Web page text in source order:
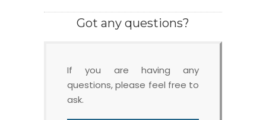
Got any questions?
If you are having any
questions, please feel free to
ask.